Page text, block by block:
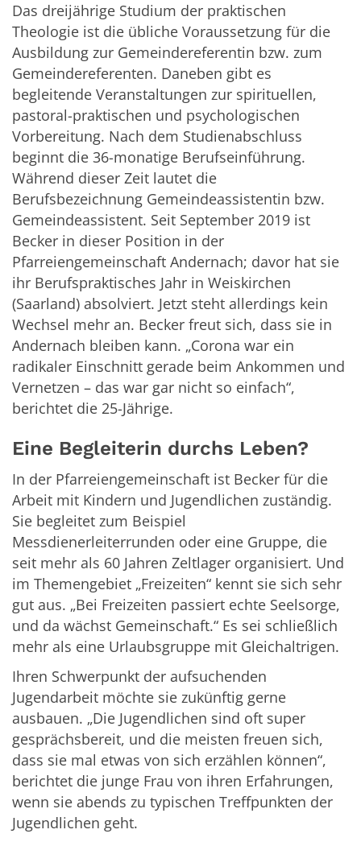
Das dreijährige Studium der praktischen
Theologie ist die übliche Voraussetzung für die
Ausbildung zur Gemeindereferentin bzw. zum
Gemeindereferenten. Daneben gibt es
begleitende Veranstaltungen zur spirituellen,
pastoral-praktischen und psychologischen
Vorbereitung. Nach dem Studienabschluss
beginnt die 36-monatige Berufseinführung.
Während dieser Zeit lautet die
Berufsbezeichnung Gemeindeassistentin bzw.
Gemeindeassistent. Seit September 2019 ist
Becker in dieser Position in der
Pfarreiengemeinschaft Andernach; davor hat sie
ihr Berufspraktisches Jahr in Weiskirchen
(Saarland) absolviert. Jetzt steht allerdings kein
Wechsel mehr an. Becker freut sich, dass sie in
Andernach bleiben kann. „Corona war ein
radikaler Einschnitt gerade beim Ankommen und
Vernetzen – das war gar nicht so einfach“,
berichtet die 25-Jährige.
Eine Begleiterin durchs Leben?
In der Pfarreiengemeinschaft ist Becker für die
Arbeit mit Kindern und Jugendlichen zuständig.
Sie begleitet zum Beispiel
Messdienerleiterrunden oder eine Gruppe, die
seit mehr als 60 Jahren Zeltlager organisiert. Und
im Themengebiet „Freizeiten“ kennt sie sich sehr
gut aus. „Bei Freizeiten passiert echte Seelsorge,
und da wächst Gemeinschaft.“ Es sei schließlich
mehr als eine Urlaubsgruppe mit Gleichaltrigen.
Ihren Schwerpunkt der aufsuchenden
Jugendarbeit möchte sie zukünftig gerne
ausbauen. „Die Jugendlichen sind oft super
gesprächsbereit, und die meisten freuen sich,
dass sie mal etwas von sich erzählen können“,
berichtet die junge Frau von ihren Erfahrungen,
wenn sie abends zu typischen Treffpunkten der
Jugendlichen geht.